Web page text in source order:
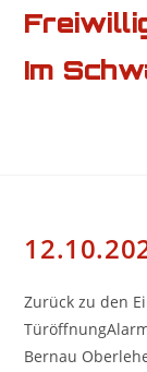
Zum
Inhalt
springen
Im
Zurück zu den
Bernau